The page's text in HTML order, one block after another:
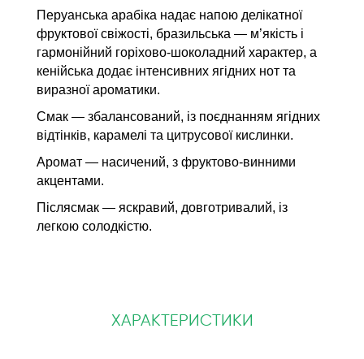
Перуанська арабіка надає напою делікатної
фруктової свіжості, бразильська — м’якість і
гармонійний горіхово-шоколадний характер, а
кенійська додає інтенсивних ягідних нот та
виразної ароматики.
Смак — збалансований, із поєднанням ягідних
відтінків, карамелі та цитрусової кислинки.
Аромат — насичений, з фруктово-винними
акцентами.
Післясмак — яскравий, довготривалий, із
легкою солодкістю.
ХАРАКТЕРИСТИКИ